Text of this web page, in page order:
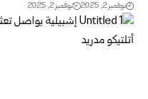
نوفمبر 2, 2025 نوفمبر 2, 2025